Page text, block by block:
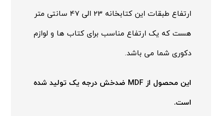
ارتفاع طبقات این کتابخانه 23 الی 47 سانتی متر
هست که یک ارتفاع مناسب برای کتاب ها و لوازم
دکوری شما می باشد.
این محصول از MDF ضدخش درجه یک تولید شده
است.